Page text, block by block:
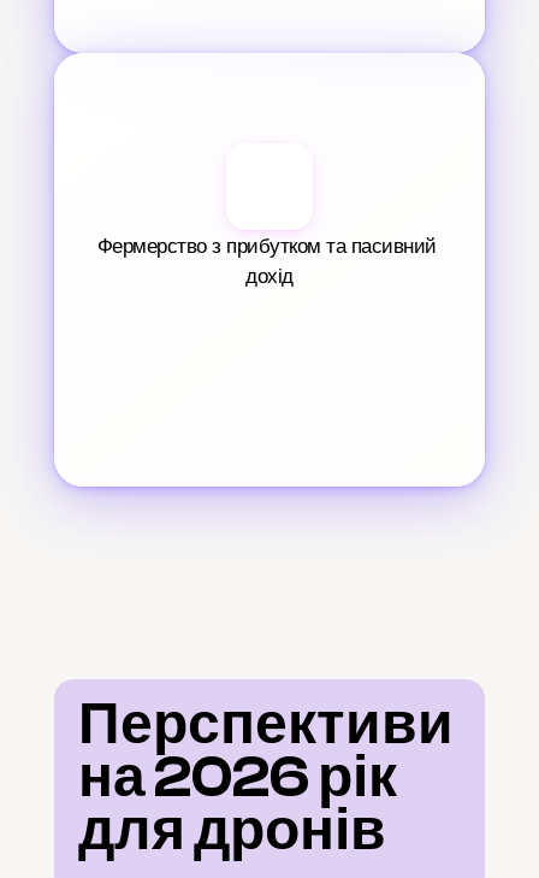
Фермерство з прибутком та пасивний
дохід
Перспективи
на 2026 рік
для дронів